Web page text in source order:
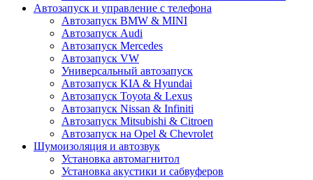
Автозапуск и управление с телефона
Автозапуск BMW & MINI
Автозапуск Audi
Автозапуск Mercedes
Автозапуск VW
Универсальный автозапуск
Автозапуск KIA & Hyundai
Автозапуск Toyota & Lexus
Автозапуск Nissan & Infiniti
Автозапуск Mitsubishi & Citroen
Автозапуск на Opel & Chevrolet
Шумоизоляция и автозвук
Установка автомагнитол
Установка акустики и сабвуферов